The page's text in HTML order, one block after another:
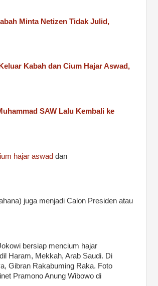
Minta Netizen Tidak Julid,
Kabah dan Cium Hajar Aswad,
SAW Lalu Kembali ke
hajar aswad dan
juga menjadi Calon Presiden atau